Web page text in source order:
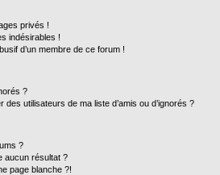
privés !
indésirables !
d’un membre de ce forum !
?
utilisateurs de ma liste d’amis ou d’ignorés ?
?
aucun résultat ?
page blanche ?!